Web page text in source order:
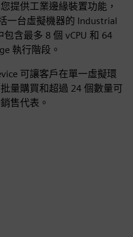
提供工業邊緣裝置功能，
一台虛擬機器的 Industrial
含最多 8 個 vCPU 和 64
執行階段。
可讓客戶在單一虛擬環
量購買和超過 24 個數量可
售代表。